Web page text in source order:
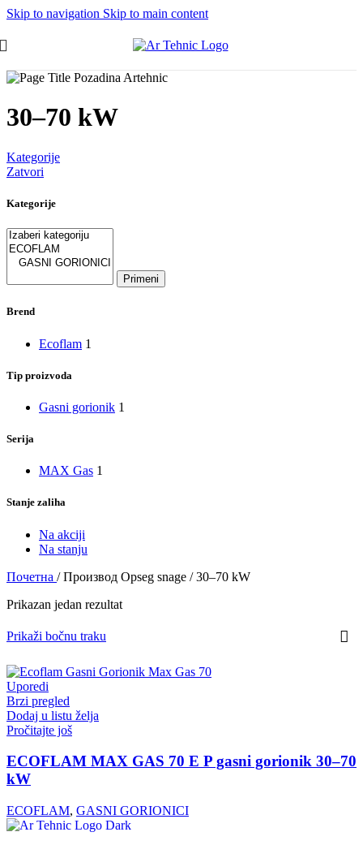
Skip to navigation Skip to main content
30–70 kW
Kategorije
Zatvori
Kategorije
Primeni
Brend
Ecoflam 1
Tip proizvoda
Gasni gorionik 1
Serija
MAX Gas 1
Stanje zaliha
Na akciji
Na stanju
Почетна / Производ Opseg snage / 30–70 kW
Prikazan jedan rezultat
Prikaži bočnu traku
Uporedi
Brzi pregled
Dodaj u listu želja
Pročitajte još
ECOFLAM MAX GAS 70 E P gasni gorionik 30–70
kW
ECOFLAM, GASNI GORIONICI